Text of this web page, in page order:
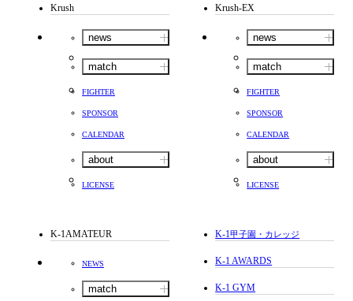
Krush
news
match
FIGHTER
SPONSOR
CALENDAR
about
LICENSE
Krush-EX
news
match
FIGHTER
SPONSOR
CALENDAR
about
LICENSE
K-1AMATEUR
NEWS
match
K-1甲子園・カレッジ
K-1 AWARDS
K-1 GYM